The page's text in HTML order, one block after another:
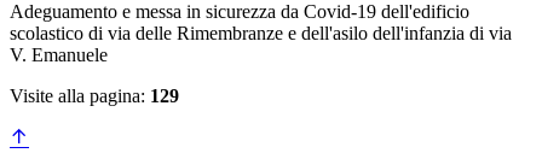
Adeguamento e messa in sicurezza da Covid-19 dell'edificio
scolastico di via delle Rimembranze e dell'asilo dell'infanzia di via
V. Emanuele
Visite alla pagina: 129